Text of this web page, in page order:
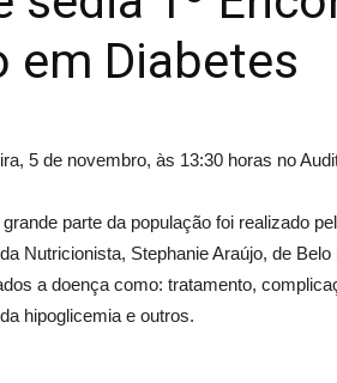
em Diabetes
5 de novembro, às 13:30 horas no
parte da população foi realizado
Nutricionista, Stephanie Araújo, de
a doença como: tratamento,
hipoglicemia e outros.